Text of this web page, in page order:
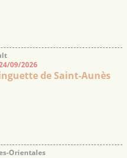
09/2026
de Saint-Aunès
Orientales